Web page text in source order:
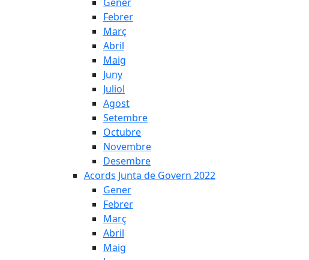
Febrer
Març
Abril
Maig
Juny
Juliol
Agost
Setembre
Octubre
Novembre
Desembre
Acords Junta de Govern 2022
Gener
Febrer
Març
Abril
Maig